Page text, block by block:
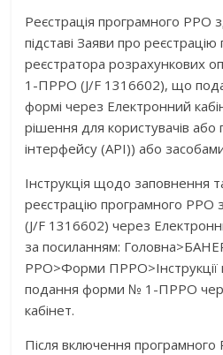
Реєстрація програмного РРО
підставі Заяви про
реєстратора розрахункових
1-ПРРО (J/F 1316602), що
формі через Електронний
рішення для користувачів або
інтерфейсу (АРІ)) або
Інструкція щодо заповнення
реєстрацію програмного
(J/F 1316602) через
за посиланням:
РРО>Форми
подання форми № 1-ПРРО
кабінет.
Після включення